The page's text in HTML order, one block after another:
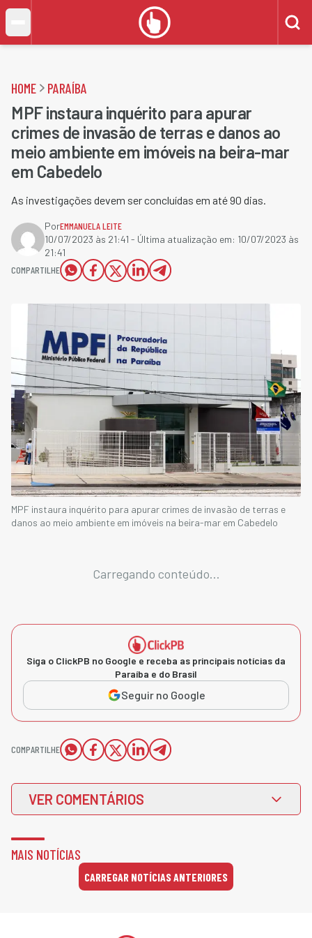
HOME PARAÍBA
MPF instaura inquérito para apurar
crimes de invasão de terras e danos ao
meio ambiente em imóveis na beira-mar
em Cabedelo
As investigações devem ser concluídas em até 90 dias.
PorEMMANUELA LEITE
10/07/2023 às 21:41 - Última atualização em: 10/07/2023 às
21:41
COMPARTILHE
MPF instaura inquérito para apurar crimes de invasão de terras e
danos ao meio ambiente em imóveis na beira-mar em Cabedelo
Carregando conteúdo...
Siga o ClickPB no Google e receba as principais notícias da
Paraíba e do Brasil
Seguir no Google
COMPARTILHE
VER COMENTÁRIOS
MAIS NOTÍCIAS
CARREGAR NOTÍCIAS ANTERIORES